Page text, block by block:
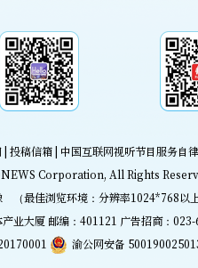
| 投稿信箱| 中国互联网视听节目服务自
Corporation, All Rights
（最佳浏览环境：分辨率1024*768以
业大厦 邮编：401121 广告招商：
渝公网安备